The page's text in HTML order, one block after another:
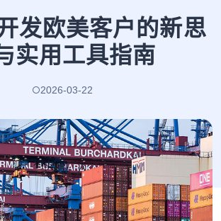
发欧美客户的新思
实用工具指南
2026-03-22